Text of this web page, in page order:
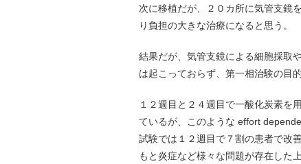
次に移植だが、２０カ所に気管支鏡
り負担の大きな治療になると思う。
結果だが、気管支鏡による細胞採取
は起こっておらず、第一相治験の目
１２週目と２４週目で一酸化炭素を
ているが、このような effort
試験では１２週目で７割の患者で改
もと炎症など様々な問題が存在した